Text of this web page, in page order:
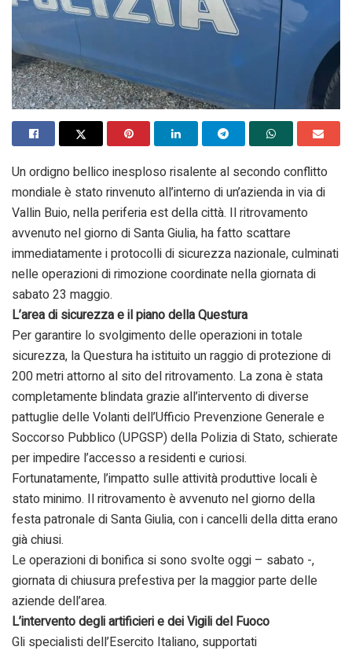
Un ordigno bellico inesploso risalente al secondo conflitto
mondiale è stato rinvenuto all’interno di un’azienda in via di
Vallin Buio, nella periferia est della città. Il ritrovamento
avvenuto nel giorno di Santa Giulia, ha fatto scattare
immediatamente i protocolli di sicurezza nazionale, culminati
nelle operazioni di rimozione coordinate nella giornata di
sabato 23 maggio.
L’area di sicurezza e il piano della Questura
Per garantire lo svolgimento delle operazioni in totale
sicurezza, la Questura ha istituito un raggio di protezione di
200 metri attorno al sito del ritrovamento. La zona è stata
completamente blindata grazie all’intervento di diverse
pattuglie delle Volanti dell’Ufficio Prevenzione Generale e
Soccorso Pubblico (UPGSP) della Polizia di Stato, schierate
per impedire l’accesso a residenti e curiosi.
Fortunatamente, l’impatto sulle attività produttive locali è
stato minimo. Il ritrovamento è avvenuto nel giorno della
festa patronale di Santa Giulia, con i cancelli della ditta erano
già chiusi.
Le operazioni di bonifica si sono svolte oggi – sabato -,
giornata di chiusura prefestiva per la maggior parte delle
aziende dell’area.
L’intervento degli artificieri e dei Vigili del Fuoco
Gli specialisti dell’Esercito Italiano, supportati